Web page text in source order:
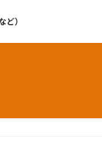
ど）